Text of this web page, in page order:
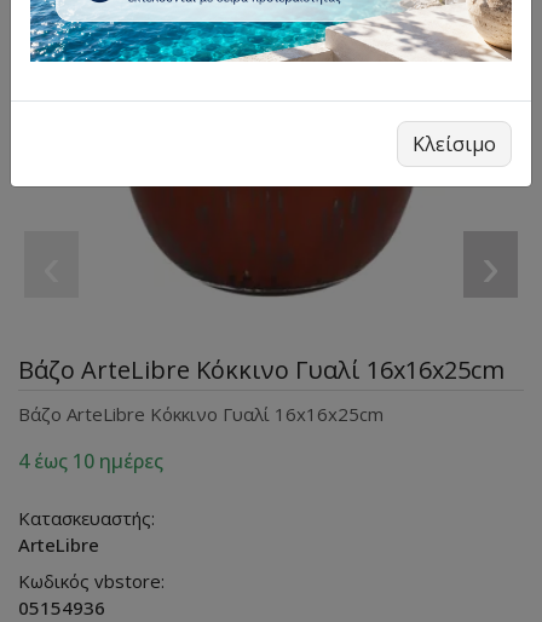
›
Βάζο ArteLibre Κόκκινο Γυαλί 16x16x25cm
Βάζο ArteLibre Κόκκινο Γυαλί 16x16x25cm
4 έως 10 ημέρες
Κατασκευαστής:
ArteLibre
Κωδικός vbstore:
05154936
Κλείσιμο